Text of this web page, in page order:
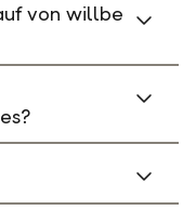
von willbe